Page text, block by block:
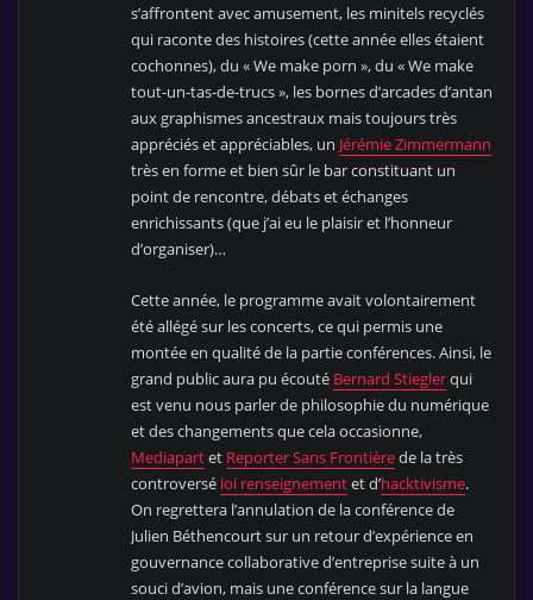
s’affrontent avec amusement, les minitels recyclés
qui raconte des histoires (cette année elles étaient
cochonnes), du « We make porn », du « We make
tout-un-tas-de-trucs », les bornes d’arcades d’antan
aux graphismes ancestraux mais toujours très
appréciés et appréciables, un Jérémie Zimmermann
très en forme et bien sûr le bar constituant un
point de rencontre, débats et échanges
enrichissants (que j’ai eu le plaisir et l’honneur
d’organiser)…
Cette année, le programme avait volontairement
été allégé sur les concerts, ce qui permis une
montée en qualité de la partie conférences. Ainsi, le
grand public aura pu écouté Bernard Stieglerqui
est venu nous parler de philosophie du numérique
et des changements que cela occasionne,
Mediapartet Reporter Sans Frontièrede la très
controversé loi renseignementet d’hacktivisme.
On regrettera l’annulation de la conférence de
Julien Béthencourt sur un retour d’expérience en
gouvernance collaborative d’entreprise suite à un
souci d’avion, mais une conférence sur la langue